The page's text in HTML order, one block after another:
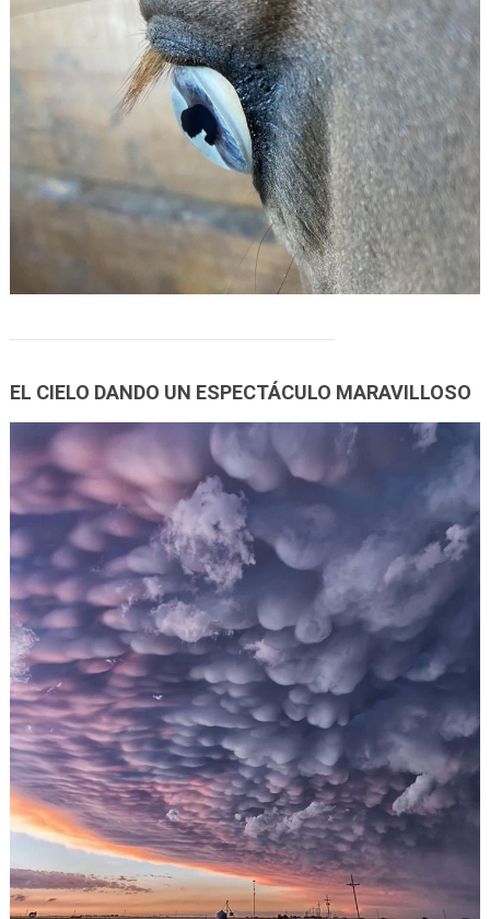
EL CIELO DANDO UN ESPECTÁCULO MARAVILLOSO